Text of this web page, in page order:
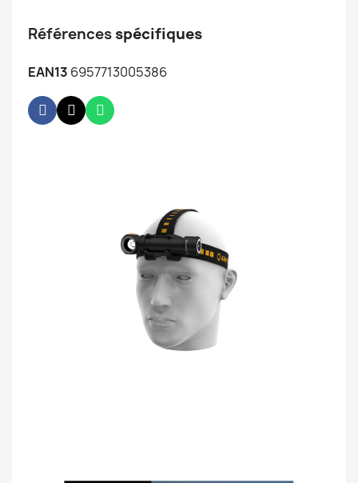
Références spécifiques
EAN13 6957713005386